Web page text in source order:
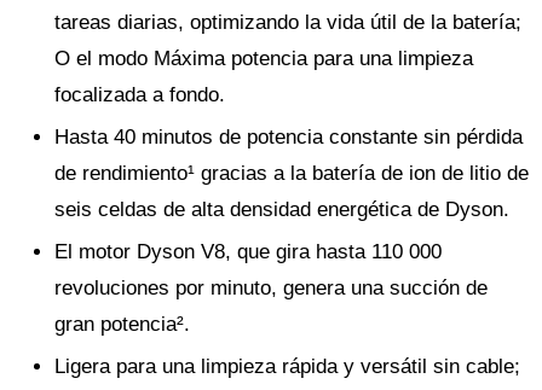
tareas diarias, optimizando la vida útil de la batería;
O el modo Máxima potencia para una limpieza
focalizada a fondo.
Hasta 40 minutos de potencia constante sin pérdida
de rendimiento¹ gracias a la batería de ion de litio de
seis celdas de alta densidad energética de Dyson.
El motor Dyson V8, que gira hasta 110 000
revoluciones por minuto, genera una succión de
gran potencia².
Ligera para una limpieza rápida y versátil sin cable;